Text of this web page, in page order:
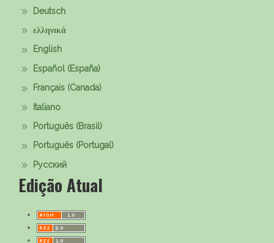
Deutsch
ελληνικά
English
Español (España)
Français (Canada)
Italiano
Português (Brasil)
Português (Portugal)
Русский
Edição Atual